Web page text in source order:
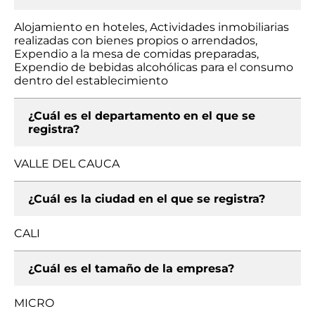
Alojamiento en hoteles, Actividades inmobiliarias
realizadas con bienes propios o arrendados,
Expendio a la mesa de comidas preparadas,
Expendio de bebidas alcohólicas para el consumo
dentro del establecimiento
¿Cuál es el departamento en el que se
registra?
VALLE DEL CAUCA
¿Cuál es la ciudad en el que se registra?
CALI
¿Cuál es el tamaño de la empresa?
MICRO